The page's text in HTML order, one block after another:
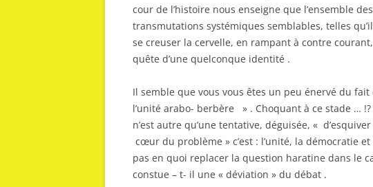
cour de l’histoire nous enseigne que l’ensemble
transmutations systémiques semblables, telles
se creuser la cervelle, en rampant à contre
quête d’une quelconque identité .
Il semble que vous vous êtes un peu énervé du
l’unité arabo- berbère » . Choquant à ce stade …
n’est autre qu’une tentative, déguisée, «
cœur du problème » c’est : l’unité, la démocratie
pas en quoi replacer la question haratine dans le
constue – t- il une « déviation » du débat .